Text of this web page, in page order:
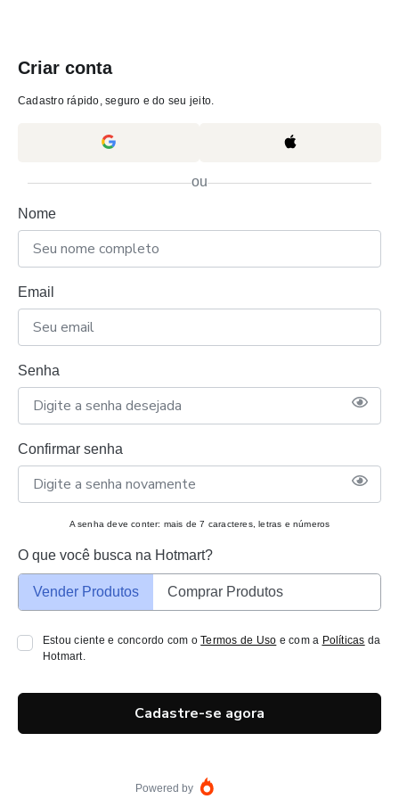
Criar conta
Cadastro rápido, seguro e do seu jeito.
ou
Nome
Email
Senha
Confirmar senha
A senha deve conter: mais de 7 caracteres, letras e números
O que você busca na Hotmart?
Vender Produtos Comprar Produtos
Estou ciente e concordo com oTermos de Uso e com a Políticas da
Hotmart.
Cadastre-se agora
Powered by